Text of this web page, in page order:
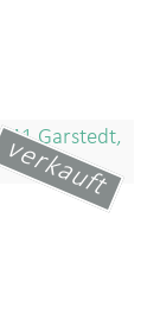
verkauft